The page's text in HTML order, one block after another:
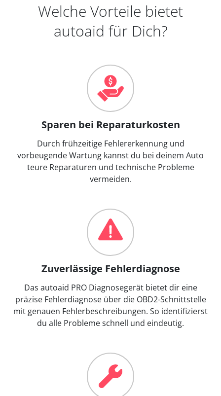
Welche Vorteile bietet
autoaid für Dich?
Sparen bei Reparaturkosten
Durch frühzeitige Fehlererkennung und
vorbeugende Wartung kannst du bei deinem Auto
teure Reparaturen und technische Probleme
vermeiden.
Zuverlässige Fehlerdiagnose
Das autoaid PRO Diagnosegerät bietet dir eine
präzise Fehlerdiagnose über die OBD2-Schnittstelle
mit genauen Fehlerbeschreibungen. So identifizierst
du alle Probleme schnell und eindeutig.